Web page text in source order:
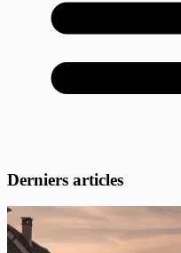
Derniers articles